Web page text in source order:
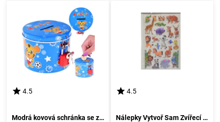
4.5
Modrá kovová schránka se zámkem na zavěšení
4.5
Nálepky Vytvoř Sam Zvířecí Obrázky